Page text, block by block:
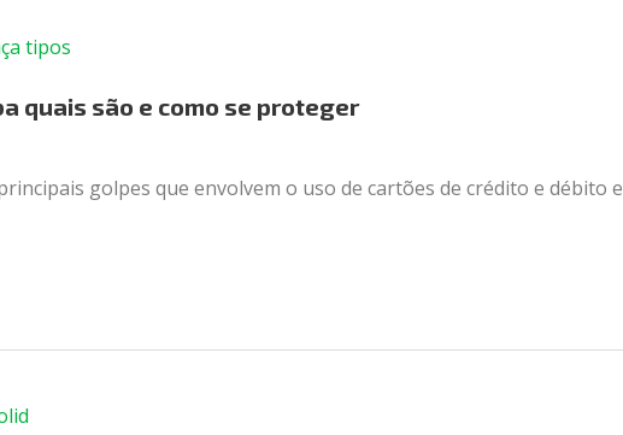
quais são e como se proteger
golpes que envolvem o uso de cartões de crédito e débito e